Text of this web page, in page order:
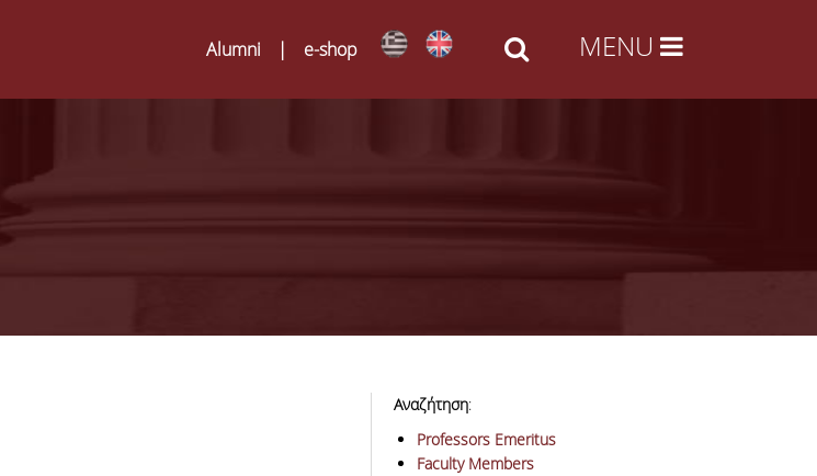
Alumni | e-shop
Αναζήτηση:
Professors Emeritus
Faculty Members